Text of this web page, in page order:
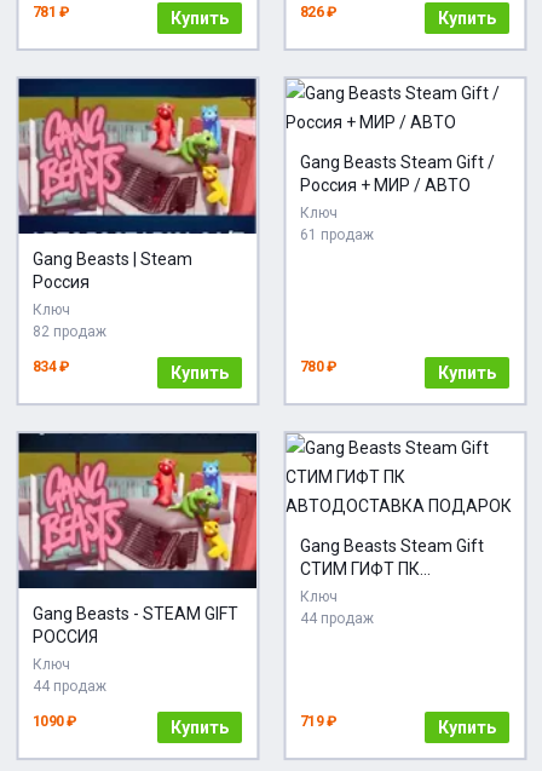
781 ₽ Купить 826 ₽ Купить
Gang Beasts | Steam
Россия
Ключ
82 продаж
834 ₽ Купить
Gang Beasts Steam Gift /
Россия + МИР / АВТО
Ключ
61 продаж
780 ₽ Купить
Gang Beasts - STEAM GIFT
РОССИЯ
Ключ
44 продаж
1090 ₽ Купить
Gang Beasts Steam Gift
СТИМ ГИФТ ПК
АВТОДОСТАВКА
ПОДАРОК
Ключ
44 продаж
719 ₽ Купить